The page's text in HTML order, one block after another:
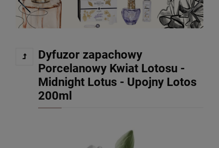
Dyfuzor zapachowy
Porcelanowy Kwiat Lotosu -
Midnight Lotus - Upojny Lotos
200ml